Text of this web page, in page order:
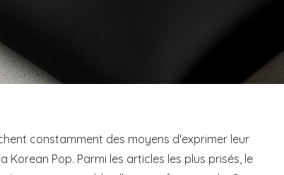
constamment des moyens d'exprimer leur
Pop. Parmi les articles les plus prisés, le